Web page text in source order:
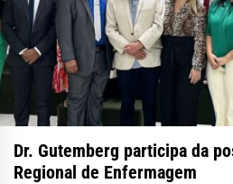
Dr. Gutemberg participa da
Regional de Enfermagem